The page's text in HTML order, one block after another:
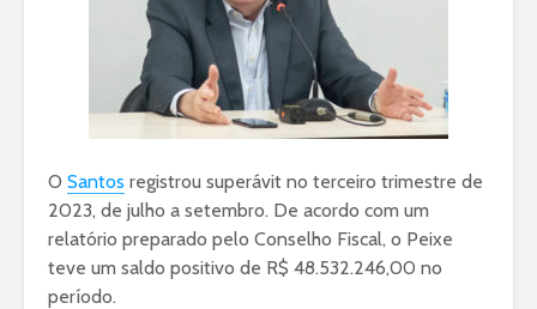
O Santos registrou superávit no terceiro trimestre de
2023, de julho a setembro. De acordo com um
relatório preparado pelo Conselho Fiscal, o Peixe
teve um saldo positivo de R$ 48.532.246,00 no
período.